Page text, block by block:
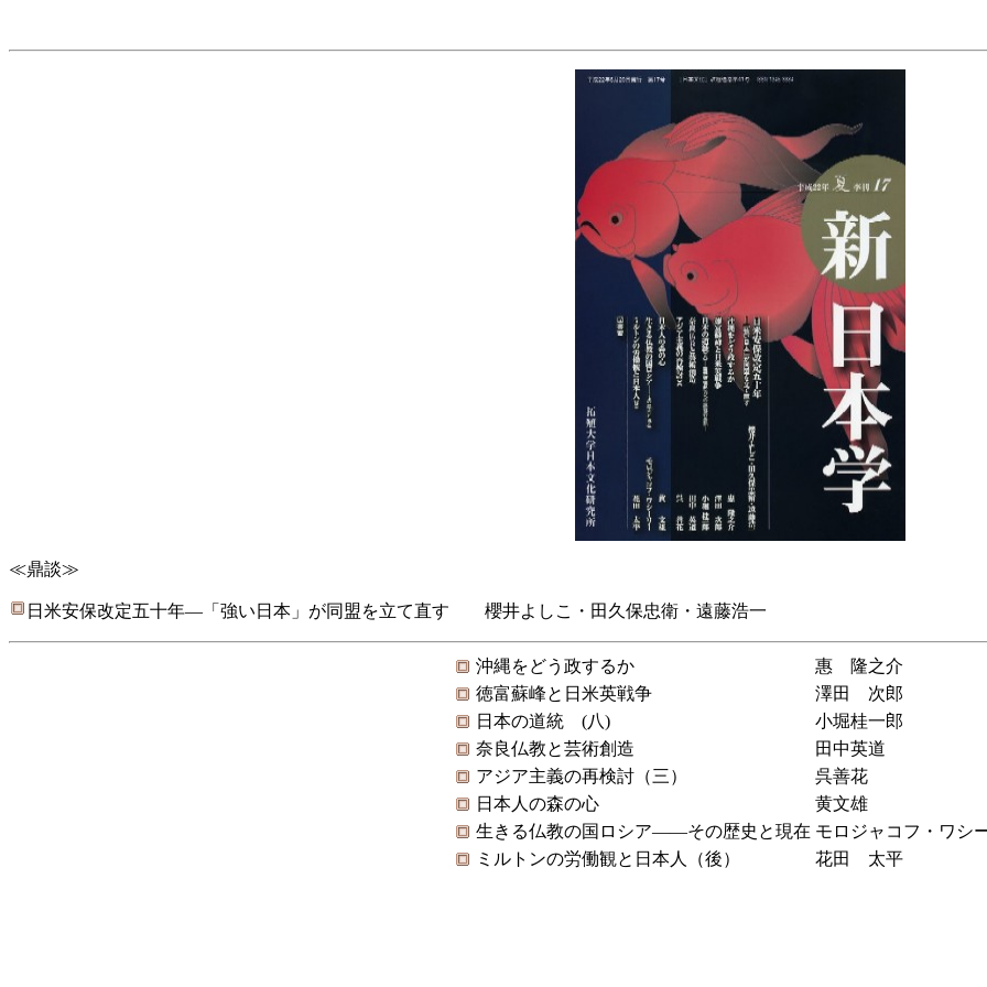
≪鼎談≫
日米安保改定五十年―「強い日本」が同盟を立て直す 櫻井よしこ・田久保忠衛・遠藤浩一
沖縄をどう政するか
惠 隆之介
徳富蘇峰と日米英戦争
澤田 次郎
日本の道統 (八)
小堀桂一郎
奈良仏教と芸術創造
田中英道
アジア主義の再検討（三）
呉善花
日本人の森の心
黄文雄
生きる仏教の国ロシア――その歴史と現在 モロジャコフ・ワシ
ミルトンの労働観と日本人（後）
花田 太平